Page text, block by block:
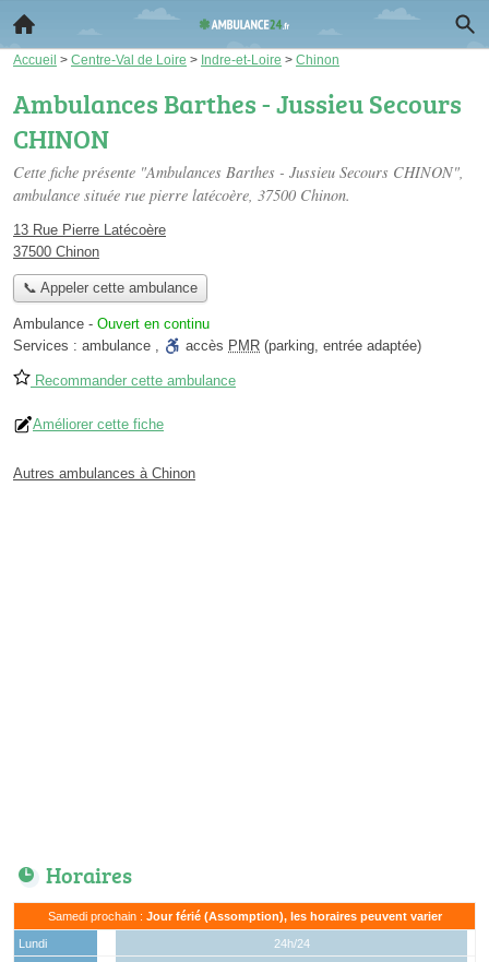
Accueil > Centre-Val de Loire > Indre-et-Loire > Chinon
Ambulances Barthes - Jussieu Secours
CHINON
Cette fiche présente "Ambulances Barthes - Jussieu Secours CHINON",
ambulance située rue pierre latécoère, 37500 Chinon.
13 Rue Pierre Latécoère
37500 Chinon
📞 Appeler cette ambulance
Ambulance - Ouvert en continu
Services : ambulance , accès PMR (parking, entrée adaptée)
Recommander cette ambulance
Améliorer cette fiche
Autres ambulances à Chinon
Horaires
Samedi prochain : Jour férié (Assomption), les horaires peuvent varier
Lundi
24h/24